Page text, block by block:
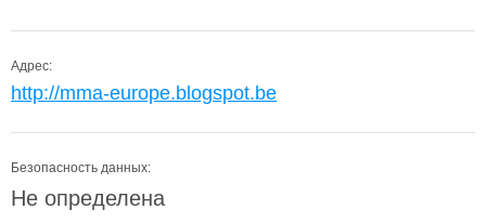
Адрес:
http://mma-europe.blogspot.be
Безопасность данных:
Не определена